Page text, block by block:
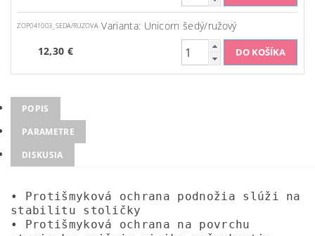
ZOP041003_SEDA/RUZOVA Varianta: Unicorn šedý/ružový
12,30 €
POPIS
PARAMETRE
DISKUSIA
• Protišmyková ochrana podnožia slúži na
stabilitu stoličky
• Protišmyková ochrana na povrchu